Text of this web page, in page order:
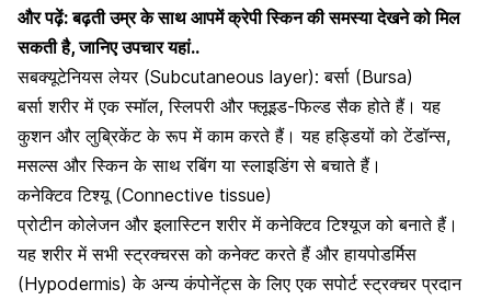
और पढ़ें:बढ़ती उम्र के साथ आपमें क्रेपी स्किन की समस्या देखने को मिल
सकती है, जानिए उपचार यहां..
सबक्यूटेनियस लेयर (Subcutaneous layer): बर्सा (Bursa)
बर्सा शरीर में एक स्मॉल, स्लिपरी और फ्लूइड-फिल्ड सैक होते हैं। यह
कुशन और लुब्रिकेंट के रूप में काम करते हैं। यह हड्डियों कोटेंडॉन्स,
मसल्स और स्किन के साथ रबिंगया स्लाइडिंग से बचाते हैं।
कनेक्टिव टिश्यू (Connective tissue)
प्रोटीन कोलेजन और इलास्टिन शरीर में कनेक्टिव टिश्यूज को बनाते हैं।
यह शरीर में सभी स्ट्रक्चरस को कनेक्ट करते हैं और हायपोडर्मिस
(Hypodermis) के अन्य कंपोनेंट्स के लिए एक सपोर्ट स्ट्रक्चर प्रदान